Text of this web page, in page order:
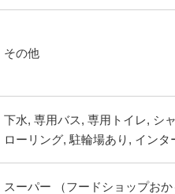
その他
スーパー （フードショップお